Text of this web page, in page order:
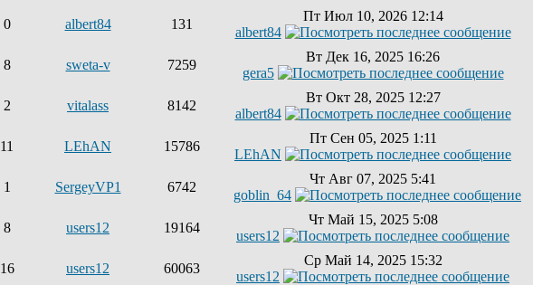
0 albert84 131
Пт Июл 10, 2026 12:14
albert84
8 sweta-v 7259
Вт Дек 16, 2025 16:26
gera5
2 vitalass 8142
Вт Окт 28, 2025 12:27
albert84
11 LEhAN 15786
Пт Сен 05, 2025 1:11
LEhAN
1 SergeyVP1 6742
Чт Авг 07, 2025 5:41
goblin_64
8 users12 19164
Чт Май 15, 2025 5:08
users12
16 users12 60063
Ср Май 14, 2025 15:32
users12